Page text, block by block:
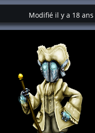
Modifié il y a 18 ans